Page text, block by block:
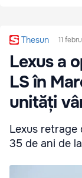
Thesun 11
Lexus a
LS în
unități
Lexus retrage
35 de ani de